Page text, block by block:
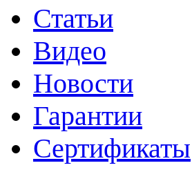
Статьи
Видео
Новости
Гарантии
Сертификаты